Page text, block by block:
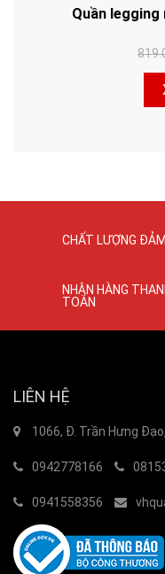
Quần legging
CHẤT LƯỢNG
NHẬN HÀNG
TOÁN
LIÊN HỆ
1066, Đ. Trần Hưng
0942778166
0941558356